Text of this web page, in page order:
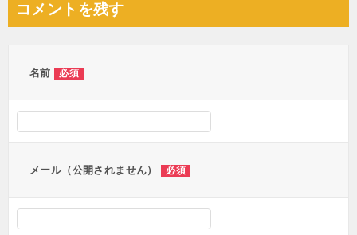
ビ
コメントを残す
名前 必須
メール（公開されません） 必須